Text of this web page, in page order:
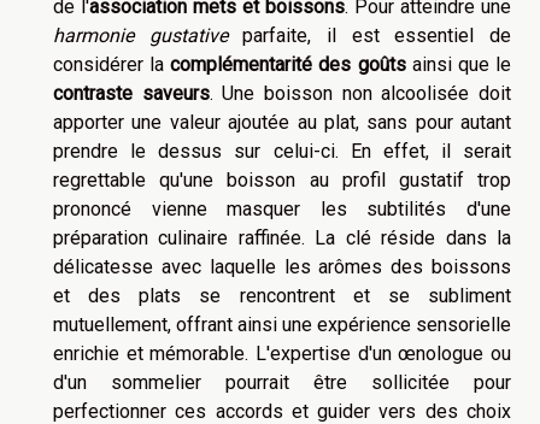
de l'association mets et boissons. Pour atteindre une
harmonie gustativeparfaite, il est essentiel de
considérer lacomplémentarité des goûtsainsi que le
contraste saveurs. Une boisson non alcoolisée doit
apporter une valeur ajoutée au plat, sans pour autant
prendre le dessus sur celui-ci. En effet, il serait
regrettable qu'une boisson au profil gustatif trop
prononcé vienne masquer les subtilités d'une
préparation culinaire raffinée. La clé réside dans la
délicatesse avec laquelle les arômes des boissons
et des plats se rencontrent et se subliment
mutuellement, offrant ainsi une expérience sensorielle
enrichie et mémorable. L'expertise d'un œnologue ou
d'un sommelier pourrait être sollicitée pour
perfectionner ces accords et guider vers des choix